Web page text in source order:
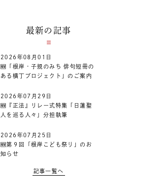
最新の記事
2026年08月01日
🆕「根岸・子規のみち 俳句短冊の
ある横丁プロジェクト」のご案内
2026年07月29日
🆕『正法』リレー式特集「日蓮聖
人を巡る人々」分担執筆
2026年07月25日
🆕第９回「根岸こども祭り」のお
知らせ
記事一覧へ